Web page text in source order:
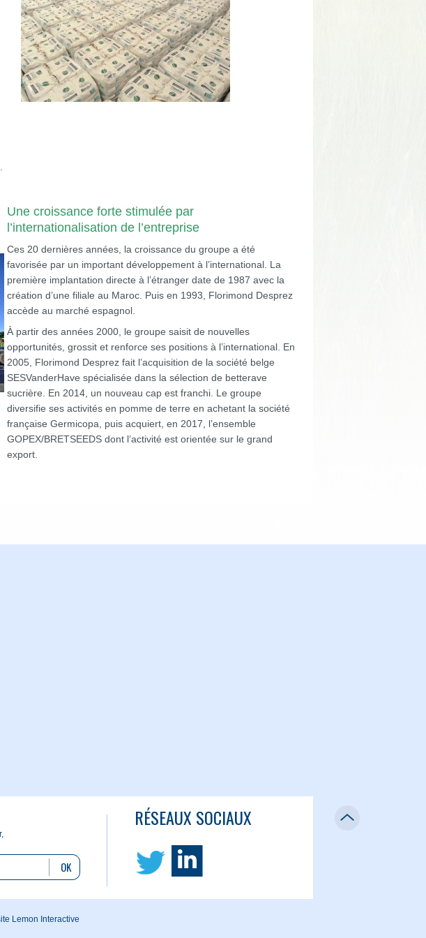
Une croissance forte stimulée par
l’internationalisation de l’entreprise
Ces 20 dernières années, la croissance du groupe a été
favorisée par un important développement à l’international. La
première implantation directe à l’étranger date de 1987 avec la
création d’une filiale au Maroc. Puis en 1993, Florimond Desprez
accède au marché espagnol.
À partir des années 2000, le groupe saisit de nouvelles
opportunités, grossit et renforce ses positions à l’international. En
2005, Florimond Desprez fait l’acquisition de la société belge
SESVanderHave spécialisée dans la sélection de betterave
sucrière. En 2014, un nouveau cap est franchi. Le groupe
diversifie ses activités en pomme de terre en achetant la société
française Germicopa, puis acquiert, en 2017, l’ensemble
GOPEX/BRETSEEDS dont l’activité est orientée sur le grand
export.
OK
RÉSEAUX SOCIAUX
Lemon Interactive